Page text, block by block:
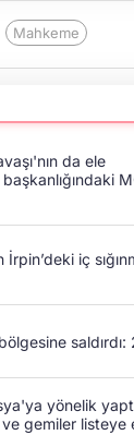
Mahkeme
da ele
İrpin’deki iç
saldırdı:
yönelik
gemiler listeye